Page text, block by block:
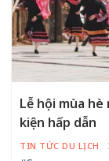
Lễ hội mùa
kiện hấp dẫn
TIN TỨC DU LỊCH